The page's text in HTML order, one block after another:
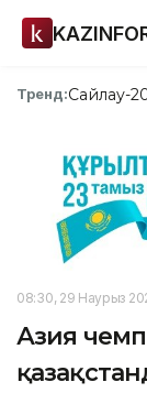
Тренд:Сайлау-
08:30, 29 Наурыз
Азия